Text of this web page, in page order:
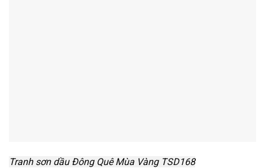
Tranh sơn dầu Đông Quê Mùa Vàng TSD168